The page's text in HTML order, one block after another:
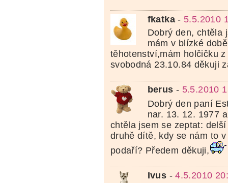
fkatka- 5.5.2010
Dobrý den, chtěla
mám v blízké
těhotenství,mám holčičku
svobodná 23.10.84 děkuji
berus - 5.5.2010
Dobrý den paní
nar. 13. 12. 1977
chtěla jsem se zeptat:
druhě dítě, kdy se nám to
podaří? Předem děkuji,
Ivus -4.5.2010